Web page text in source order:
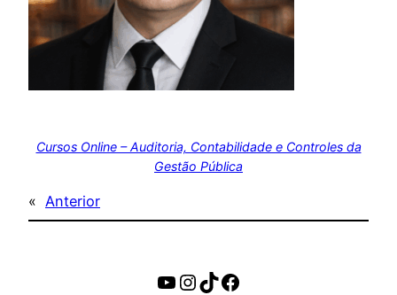
Cursos Online – Auditoria, Contabilidade e Controles da
Gestão Pública
« Anterior
https://
Instagram
TikTok
Facebook